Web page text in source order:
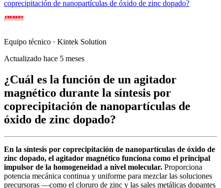
coprecipitación de nanopartículas de óxido de zinc dopado?
Equipo técnico · Kintek Solution
Actualizado hace 5 meses
¿Cuál es la función de un agitador
magnético durante la síntesis por
coprecipitación de nanopartículas de
óxido de zinc dopado?
En la síntesis por coprecipitación de nanopartículas de óxido de
zinc dopado, el agitador magnético funciona como el principal
impulsor de la homogeneidad a nivel molecular. Proporciona
potencia mecánica continua y uniforme para mezclar las soluciones
precursoras —como el cloruro de zinc y las sales metálicas dopantes